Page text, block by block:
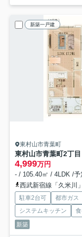
新築一戸建
東村山市青葉町
東村山市青葉町2丁
4,999万円
- / 105.40㎡ / 4LDK /予
西武新宿線「久米川」
駐車2台可 都市ガス
システムキッチン
新築